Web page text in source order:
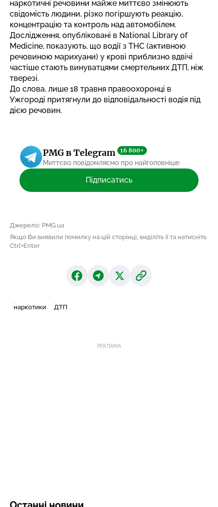
наркотичні речовини майже миттєво змінюють
свідомість людини, різко погіршують реакцію,
концентрацію та контроль над автомобілем.
Дослідження, опубліковані в National Library of
Medicine, показують, що водії з THC (активною
речовиною марихуани) у крові приблизно вдвічі
частіше стають винуватцями смертельних ДТП, ніж
тверезі.
До слова, лише 18 травня правоохоронці в
Ужгороді притягнули до відповідальності водія під
дією речовин.
PMG в Telegram 16 800+
Миттєво повідомляємо про найголовніше
Підписатись
Джерело: PMG.ua
Якщо Ви виявили помилку на цій сторінці, виділіть її та натисніть
Ctrl+Enter
наркотики ДТП
РЕКЛАМА